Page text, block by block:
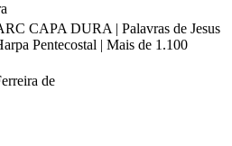
CAPA DURA | Palavras de Jesus
Pentecostal | Mais de 1.100
de